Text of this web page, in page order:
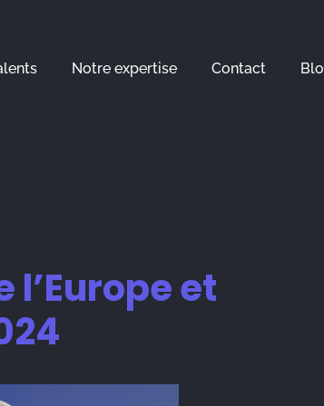
Notre expertise Contact
l’Europe et